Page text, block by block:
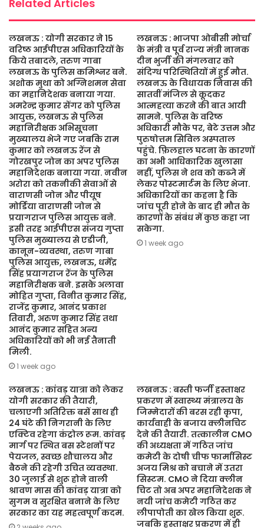
Related Articles
लखनऊ : योगी सरकार ने 15
वरिष्ठ आईपीएस अधिकारियों के
किये तबादले, तरुण गाबा
लखनऊ के पुलिस कमिश्नर बने.
अशोक मुथा को अग्निशमन सेवा
का महानिदेशक बनाया गया.
अमरेन्द्र कुमार सेंगर को पुलिस
आयुक्त, लखनऊ से पुलिस
महानिरीक्षक अभिसूचना
मुख्यालय भेजे गए जबकि राम
कुमार को लखनऊ रेंज से
गोरखपुर जोन का अपर पुलिस
महानिदेशक बनाया गया. नवीन
अरोरा को तकनीकी सेवाओं से
वाराणसी जोन और पीयूष
मोर्डिया वाराणसी जोन से
प्रयागराज पुलिस आयुक्त बने.
इसी तरह आईपीएस संजय गुप्ता
पुलिस मुख्यालय से एडीजी,
कानून-व्यवस्था, तरुण गाबा
पुलिस आयुक्त, लखनऊ, धर्मेंद्र
सिंह प्रयागराज रेंज के पुलिस
महानिरीक्षक बने. इसके अलावा
मोहित गुप्ता, विनीत कुमार सिंह,
राजेंद्र कुमार, आनंद प्रकाश
तिवारी, अरुण कुमार सिंह तथा
आनंद कुमार सहित अन्य
अधिकारियों को भी नई तैनाती
मिली.
1 week ago
लखनऊ : भाजपा ओबीसी मोर्चा
के मंत्री व पूर्व राज्य मंत्री नानक
दीन भुर्जी की मंगलवार को
संदिग्ध परिस्थितियों में हुई मौत.
लखनऊ के विधायक निवास की
सातवीं मंजिल से कूदकर
आत्महत्या करने की बात आयी
सामने. पुलिस के वरिष्ठ
अधिकारी मौके पर, बेटे उत्तम और
पुरुषोत्तम सिविल अस्पताल
पहुंचे. फ़िलहाल घटना के कारणों
का अभी आधिकारिक खुलासा
नहीं, पुलिस ने शव को कब्जे में
लेकर पोस्टमार्टम के लिए भेजा.
अधिकारियों का कहना है कि
जांच पूरी होने के बाद ही मौत के
कारणों के संबंध में कुछ कहा जा
सकेगा.
1 week ago
लखनऊ : कांवड़ यात्रा को लेकर
योगी सरकार की तैयारी,
चलाएगी अतिरिक्त बसें साथ ही
24 घंटे की निगरानी के लिए
एक्टिव रहेगा कंट्रोल रूम. कांवड़
मार्ग पर स्थित बस स्टेशनों पर
पेयजल, स्वच्छ शौचालय और
बैठने की रहेगी उचित व्यवस्था.
30 जुलाई से शुरू होने वाली
श्रावण मास की कांवड़ यात्रा को
सुगम व सुरक्षित बनाने के लिए
सरकार का यह महत्वपूर्ण कदम.
लखनऊ : बस्ती फर्जी हस्ताक्षर
प्रकरण में स्वास्थ्य मंत्रालय के
जिम्मेदारों की बरस रही कृपा,
कार्यवाही के बजाय क्लीनचिट
देने की तैयारी. तत्कालीन CMO
की अध्यक्षता में गठित जांच
कमेटी के दोषी चीफ फार्मासिस्ट
अजय मिश्र को बचाने में उतरा
सिस्टम. CMO ने दिया क्लीन
चिट तो अब अपर महानिदेशक ने
नयी जांच कमेटी गठित कर
लीपापोती का खेल किया शुरू.
जबकि हस्ताक्षर प्रकरण में ही